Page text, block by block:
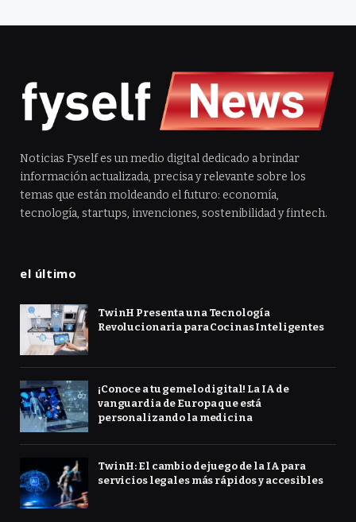
Noticias Fyself es un medio digital dedicado a brindar
información actualizada, precisa y relevante sobre los
temas que están moldeando el futuro: economía,
tecnología, startups, invenciones, sostenibilidad y fintech.
el último
TwinH Presenta una Tecnología
Revolucionaria para Cocinas Inteligentes
¡Conoce a tu gemelo digital! La IA de
vanguardia de Europa que está
personalizando la medicina
TwinH: El cambio de juego de la IA para
servicios legales más rápidos y accesibles